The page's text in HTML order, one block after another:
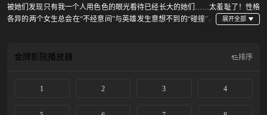
被她们发现只有我一个人用色色的眼光看待已经长大的她们……太羞耻了！性格
各异的两个女生总会在“不经意间”与英雄发生意想不到的“碰撞”。
金牌影院播放器 排序
1 2 3 4